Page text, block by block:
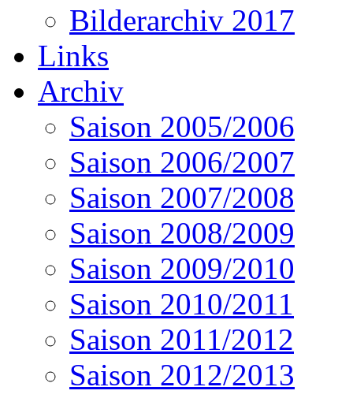
Bilderarchiv 2017
Links
Archiv
Saison 2005/2006
Saison 2006/2007
Saison 2007/2008
Saison 2008/2009
Saison 2009/2010
Saison 2010/2011
Saison 2011/2012
Saison 2012/2013